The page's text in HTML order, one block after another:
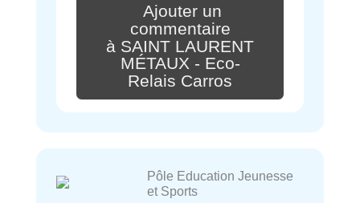
Ajouter un
commentaire
à SAINT LAURENT
MÉTAUX - Eco-
Relais Carros
Pôle Education Jeunesse
et Sports